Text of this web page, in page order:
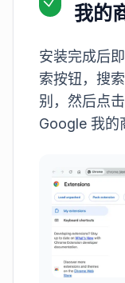
我的
安装完成后
索按钮，搜
别，然后点
Google 我的